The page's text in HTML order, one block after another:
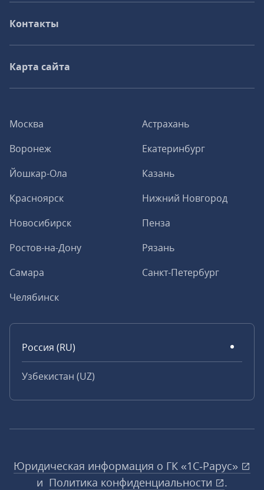
Москва
Астрахань
Воронеж
Екатеринбург
Йошкар-Ола
Казань
Красноярск
Нижний Новгород
Новосибирск
Пенза
Ростов-на-Дону
Рязань
Самара
Санкт-Петербург
Челябинск
Россия (RU)
Узбекистан (UZ)
Контакты
Карта сайта
Юридическая информация о ГК «1С‑Рарус»
и Политика конфиденциальности
.